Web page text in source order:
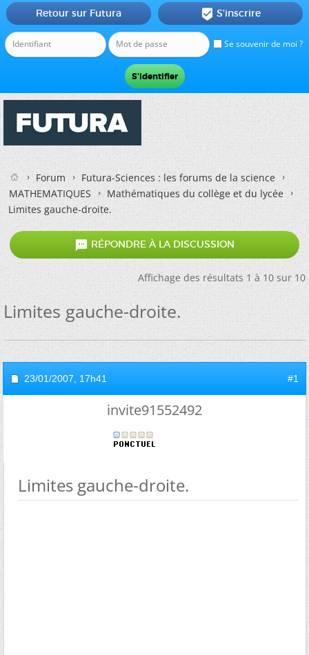
Se souvenir de moi ?
Retour sur Futura  S'inscrire
Forum
Futura-Sciences : les forums de la science
MATHEMATIQUES
Mathématiques du collège et du lycée
Limites gauche-droite.
 RÉPONDRE À LA DISCUSSION
Affichage des résultats 1 à 10 sur 10
Limites gauche-droite.
23/01/2007, 17h41 #1
invite91552492
Limites gauche-droite.